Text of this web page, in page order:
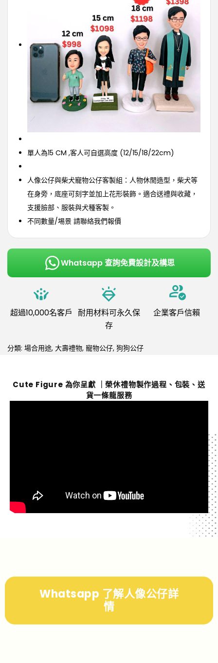
單人為15 CM ,客人可自選高度 (12/15/18/22cm)
人像公仔與柴犬寵物公仔客製組：人物休閒造型，柴犬等
在身旁，底座可刻字並加上花形裝飾。適合送禮與收藏，
支援臉部、服裝與犬種客製。
不同數量/埸景 請聯絡我們報價
Whatsapp 查詢免費設計及構思
超過10,000名客戶 耐用材料可永久保
存
企業客戶信賴
分類: 場合用途, 大壽禮物, 寵物公仔, 狗狗公仔
Cute Figure 為你呈獻 ｜榮休禮物製作過程、包裝、送
貨一條龍服務
Whatsapp 了解人像公仔詳
情